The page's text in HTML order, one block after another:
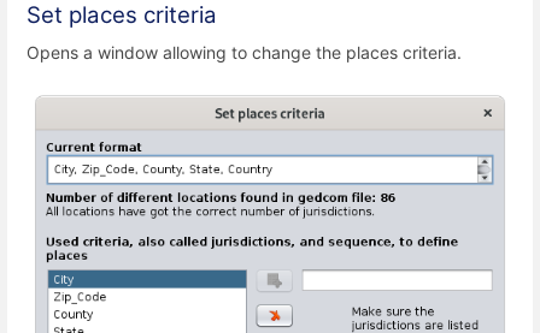
Set places criteria
Opens a window allowing to change the places criteria.